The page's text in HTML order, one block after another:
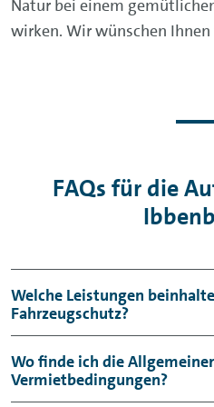
Natur bei einem
wirken. Wir wünschen Ihnen
FAQs für die
Welche Leistungen
Fahrzeugschutz?
Der Pkw Fahrzeugschutz
Haftpflicht- sowie einen
Wo finde ich die
Vermietbedingungen?